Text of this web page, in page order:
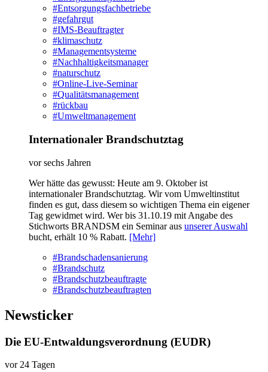
#Entsorgungsfachbetriebe
#gefahrgut
#IMS-Beauftragter
#klimaschutz
#Managementsysteme
#Nachhaltigkeitsmanager
#naturschutz
#Online-Live-Seminar
#Qualitätsmanagement
#rückbau
#Umweltmanagement
Internationaler Brandschutztag
vor sechs Jahren
Wer hätte das gewusst: Heute am 9. Oktober ist
internationaler Brandschutztag. Wir vom Umweltinstitut
finden es gut, dass diesem so wichtigen Thema ein eigener
Tag gewidmet wird. Wer bis 31.10.19 mit Angabe des
Stichworts BRANDSM ein Seminar aus unserer Auswahl
bucht, erhält 10 % Rabatt. [Mehr]
#Brandschadensanierung
#Brandschutz
#Brandschutzbeauftragte
#Brandschutzbeauftragten
Newsticker
Die EU-Entwaldungsverordnung (EUDR)
vor 24 Tagen